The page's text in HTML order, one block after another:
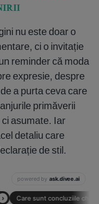
nu este doar o
ci o invitație
reminder că moda
expresie, despre
a purta ceva care
primăverii
asumate. Iar
detaliu care
de stil.